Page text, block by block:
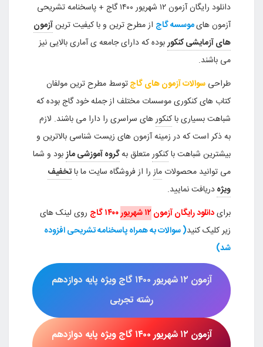
دانلود رایگان آزمون ۱۲ شهریور ۱۴۰۰ گاج + پاسخنامه تشریحی
آزمون هایموسسه گاج از مطرح ترین و با کیفیت ترینآزمون
های آزمایشی کنکوربوده که دارای جامعه ی آماری بالایی نیز
می باشند.
طراحی سوالات آزمون های گاجتوسط مطرح ترین مولفان
کتاب های کنکوری موسسات مختلف از جمله خود گاج بوده که
شباهت بسیاری باکنکورهای سراسری را دارا می باشند. لازم
به ذکر است که در زمینه آزمون های زیست شناسی بالاترین و
بیشترین شباهت باکنکورمتعلق بهگروه آموزشی مازبود و شما
می توانید محصولات مازرا از فروشگاه سایت ما باتخفیف
ویژهدریافت نمایید.
برایدانلود رایگان آزمون ۱۲ شهریور ۱۴۰۰ گاج روی لینک های
زیر کلیک کنید( سوالات به همراه پاسخنامه تشریحی افزوده
شد)
آزمون ۱۲ شهریور ۱۴۰۰ گاج
ویژه پایه دوازدهم
رشته تجربی
آزمون ۱۲ شهریور ۱۴۰۰ گاج
ویژه پایه دوازدهم